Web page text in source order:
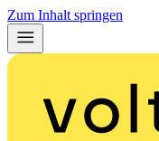
Zum Inhalt springen